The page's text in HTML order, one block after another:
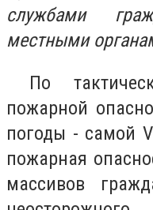
службами
местными
По
пожарной
погоды - самой
пожарная
массивов